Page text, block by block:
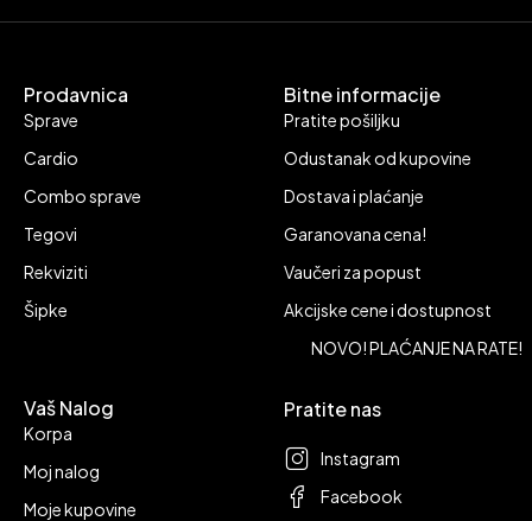
Prodavnica
Sprave
Cardio
Combo sprave
Tegovi
Rekviziti
Šipke
Bitne informacije
Pratite pošiljku
Odustanak od kupovine
Dostava i plaćanje
Garanovana cena!
Vaučeri za popust
Akcijske cene i dostupnost
NOVO! PLAĆANJE NA RATE!
Vaš Nalog
Korpa
Moj nalog
Moje kupovine
Pratite nas
Instagram
Facebook